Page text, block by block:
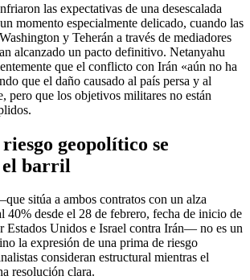
las expectativas de una desescalada
momento especialmente delicado, cuando las
y Teherán a través de mediadores
alcanzado un pacto definitivo. Netanyahu
que el conflicto con Irán «aún no ha
que el daño causado al país persa y al
pero que los objetivos militares no están
geopolítico se
el barril
sitúa a ambos contratos con un alza
40% desde el 28 de febrero, fecha de inicio de
Estados Unidos e Israel contra Irán— no es un
la expresión de una prima de riesgo
consideran estructural mientras el
resolución clara.